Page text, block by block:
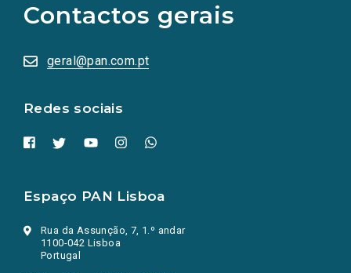
Contactos gerais
geral@pan.com.pt
Redes sociais
redes
sociais
numa
nova
Espaço PAN Lisboa
Rua da Assunção, 7, 1.º andar
1100-042 Lisboa
Portugal